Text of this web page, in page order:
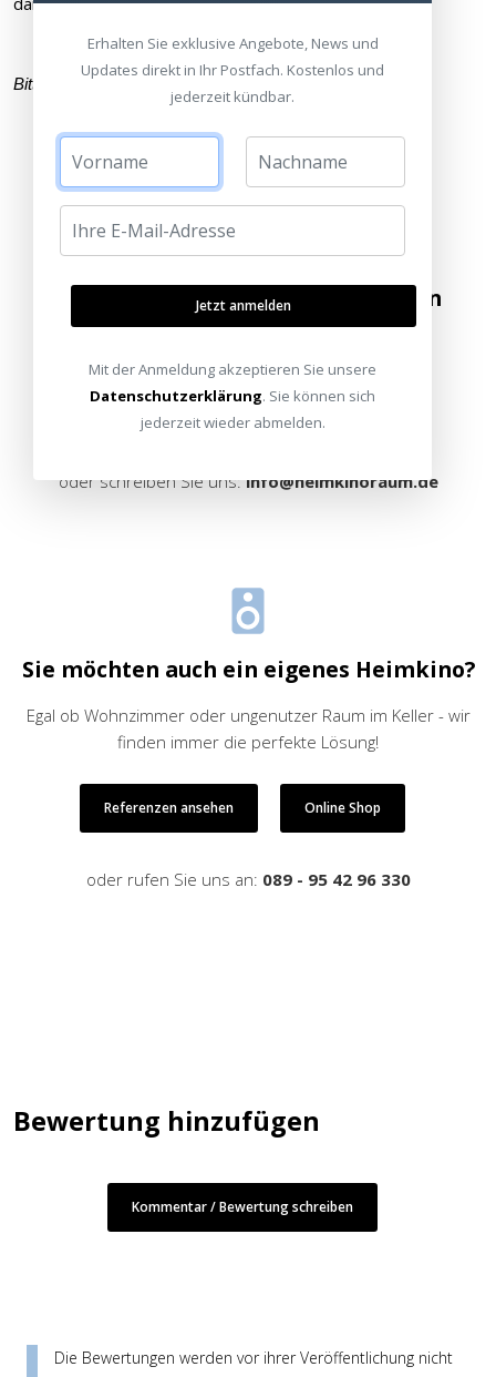
Bitte füllen Sie alle Pflichtfelder (*) aus
Besuchen Sie unsere Ausstellungen
oder schreiben Sie uns:info@heimkinoraum.de
Sie möchten auch ein eigenes Heimkino?
Egal ob Wohnzimmer oder ungenutzer Raum im Keller - wir
finden immer die perfekte Lösung!
Referenzen ansehen Online Shop
oder rufen Sie uns an: 089 - 95 42 96 330
Bewertung hinzufügen
Kommentar / Bewertung schreiben
Die Bewertungen werden vor ihrer Veröffentlichung nicht
Erhalten Sie exklusive Angebote, News und
Updates direkt in Ihr Postfach. Kostenlos und
jederzeit kündbar.
Jetzt anmelden
Mit der Anmeldung akzeptieren Sie unsere
Datenschutzerklärung. Sie können sich
jederzeit wieder abmelden.